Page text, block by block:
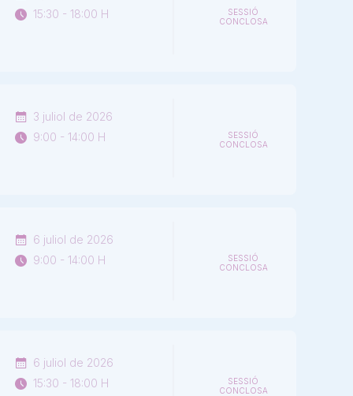
SESSIÓ
CONCLOSA
15:30 - 18:00 H
SESSIÓ
CONCLOSA
3 juliol de 2026
9:00 - 14:00 H
SESSIÓ
CONCLOSA
6 juliol de 2026
9:00 - 14:00 H
SESSIÓ
CONCLOSA
6 juliol de 2026
15:30 - 18:00 H